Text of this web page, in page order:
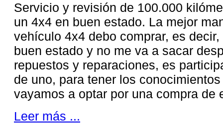
Servicio y revisión de 100.000
un 4x4 en buen estado. La mejor
vehículo 4x4 debo comprar, es
buen estado y no me va a sacar
repuestos y reparaciones, es
de uno, para tener los
vayamos a optar por una compra de
Leer más ...